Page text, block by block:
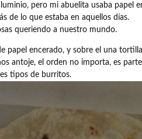
pero mi abuelita usaba papel
de lo que estaba en aquellos días.
queriendo a nuestro mundo.
papel encerado, y sobre el una
antoje, el orden no importa, es
tipos de burritos.